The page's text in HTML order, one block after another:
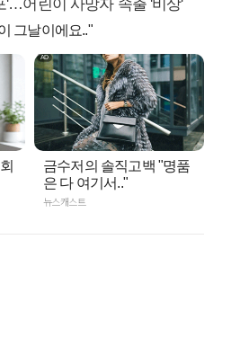
'…어린이 사망자 속출 '비상'
그날이에요.."
금수저의 솔직고백 "명품
은 다 여기서.."
뉴스캐스트